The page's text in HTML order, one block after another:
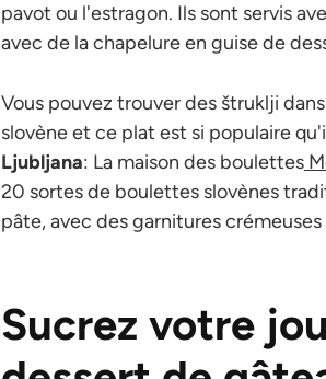
pavot ou l'estragon. Ils sont servis
avec de la chapelure en guise de
Vous pouvez trouver des štruklji
slovène et ce plat est si populaire
Ljubljana: La maison des boulettes
20 sortes de boulettes slovènes
pâte, avec des garnitures crémeuses
Sucrez votre